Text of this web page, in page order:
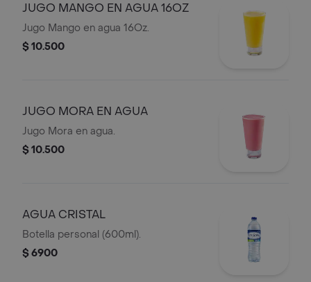
JUGO MANGO EN AGUA 16OZ
Jugo Mango en agua 16Oz.
$ 10.500
JUGO MORA EN AGUA
Jugo Mora en agua.
$ 10.500
AGUA CRISTAL
Botella personal (600ml).
$ 6900